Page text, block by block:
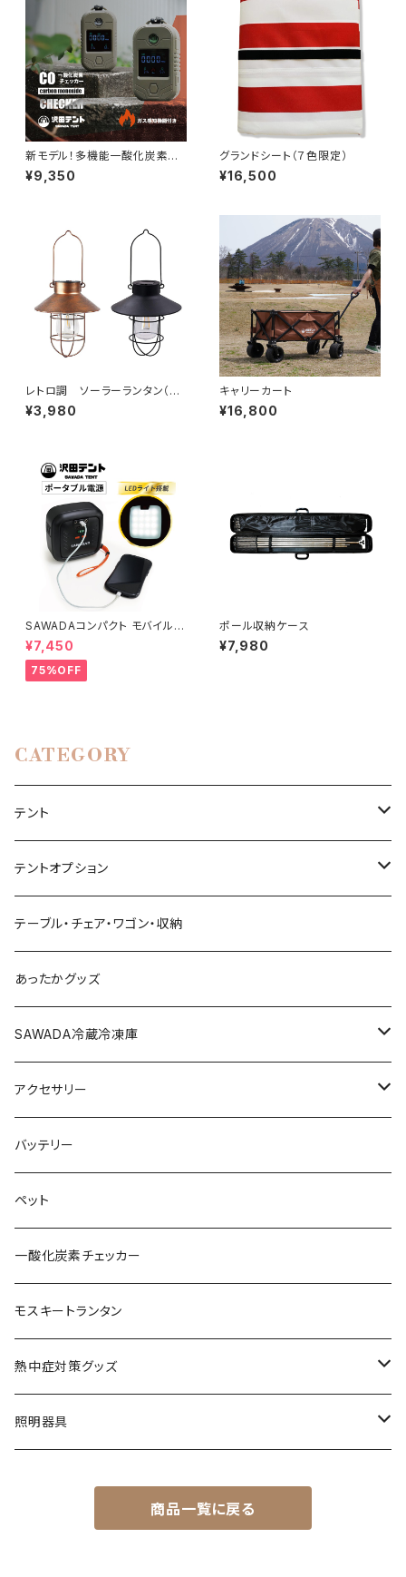
新モデル！多機能一酸化炭素チ
ェッカー【SRV-G ガス検知付モ
デル】CO検知器 多機能 ガス検
¥9,350
グランドシート（７色限定）
¥16,500
レトロ調 ソーラーランタン（ス
タンド付き）
¥3,980
キャリーカート
¥16,800
SAWADAコンパクト モバイル
バッテリー LEDライト付き（ブラ
ック）AC電圧 100V
¥7,450
75%OFF
ポール収納ケース
¥7,980
CATEGORY
テント
1~3名（S）
4~6名（M）
6~8名（L）
テントオプション
タープ
サイドウォール
ヘキサタープ
グランドシート
ルーフカバー
雨避けカバー
雨ガッパ
テーブル・チェア・ワゴン・収納
あったかグッズ
SAWADA冷蔵冷凍庫
40L
60L
アクセサリー
キーホルダー
フレグランス
巾着袋
おもちゃ
ステッカー
その他
バッテリー
ペット
一酸化炭素チェッカー
モスキートランタン
熱中症対策グッズ
熱中症指数計
照明器具
商品一覧に戻る